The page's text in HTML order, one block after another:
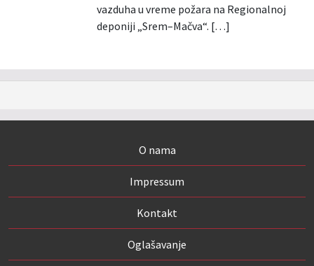
vazduha u vreme požara na Regionalnoj
deponiji „Srem–Mačva“. […]
O nama
Impressum
Kontakt
Oglašavanje